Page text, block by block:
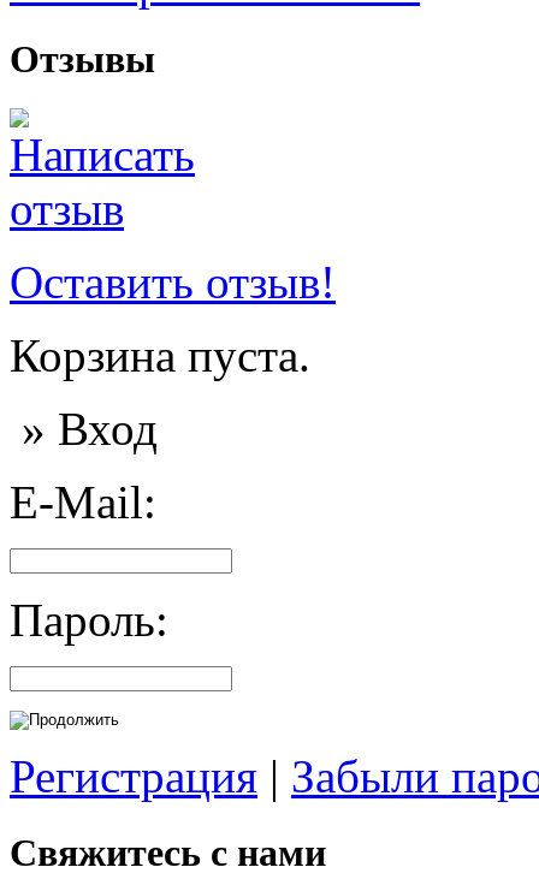
Отзывы
Оставить отзыв!
Корзина пуста.
» Вход
E-Mail:
Пароль:
Регистрация | Забыли
Свяжитесь с нами